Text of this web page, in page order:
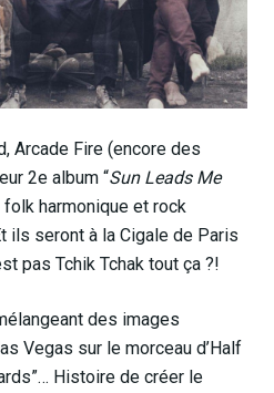
Arcade Fire (encore des
2e album “Sun Leads Me
harmonique et rock
seront à la Cigale de Paris
pas Tchik Tchak tout ça ?!
des images
Vegas sur le morceau d’Half
Histoire de créer le